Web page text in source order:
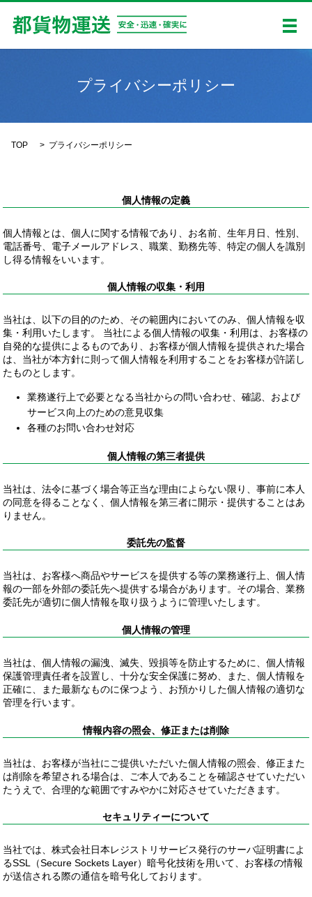
メ
プライバシーポリシー
TOP プライバシーポリシー
個人情報の定義
個人情報とは、個人に関する情報であり、お名前、生年月日、性別、
電話番号、電子メールアドレス、職業、勤務先等、特定の個人を識別
し得る情報をいいます。
個人情報の収集・利用
当社は、以下の目的のため、その範囲内においてのみ、個人情報を収
集・利用いたします。 当社による個人情報の収集・利用は、お客様の
自発的な提供によるものであり、お客様が個人情報を提供された場合
は、当社が本方針に則って個人情報を利用することをお客様が許諾し
たものとします。
業務遂行上で必要となる当社からの問い合わせ、確認、および
サービス向上のための意見収集
各種のお問い合わせ対応
個人情報の第三者提供
当社は、法令に基づく場合等正当な理由によらない限り、事前に本人
の同意を得ることなく、個人情報を第三者に開示・提供することはあ
りません。
委託先の監督
当社は、お客様へ商品やサービスを提供する等の業務遂行上、個人情
報の一部を外部の委託先へ提供する場合があります。その場合、業務
委託先が適切に個人情報を取り扱うように管理いたします。
個人情報の管理
当社は、個人情報の漏洩、滅失、毀損等を防止するために、個人情報
保護管理責任者を設置し、十分な安全保護に努め、また、個人情報を
正確に、また最新なものに保つよう、お預かりした個人情報の適切な
管理を行います。
情報内容の照会、修正または削除
当社は、お客様が当社にご提供いただいた個人情報の照会、修正また
は削除を希望される場合は、ご本人であることを確認させていただい
たうえで、合理的な範囲ですみやかに対応させていただきます。
セキュリティーについて
当社では、株式会社日本レジストリサービス発行のサーバ証明書によ
るSSL（Secure Sockets Layer）暗号化技術を用いて、お客様の情報
が送信される際の通信を暗号化しております。